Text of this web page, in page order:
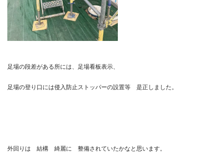
足場の段差がある所には、足場看板表示、
足場の登り口には侵入防止ストッパーの設置等 是正しました。
外回りは 結構 綺麗に 整備されていたかなと思います。